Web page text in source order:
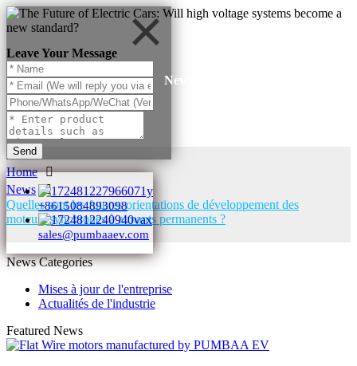
Leave Your Message
Send
+8615084893098
sales@pumbaaev.com
News
Home
News
Quelles sont les futures orientations de développement des
moteurs synchrones à aimants permanents ?
News Categories
Mises à jour de l'entreprise
Actualités de l'industrie
Featured News